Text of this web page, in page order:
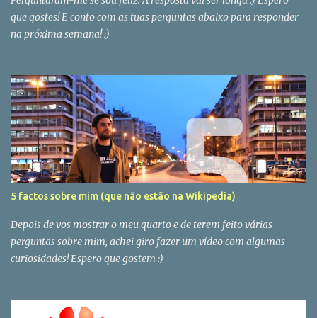
que gostes! E conto com as tuas perguntas abaixo para responder
na próxima semana! :)
5 factos sobre mim (que não estão na Wikipedia)
Depois de vos mostrar o meu quarto e de terem feito várias
perguntas sobre mim, achei giro fazer um vídeo com algumas
curiosidades! Espero que gostem :)